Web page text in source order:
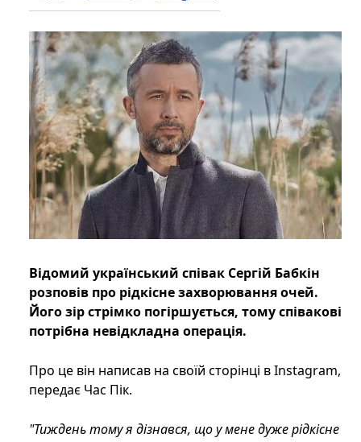
Відомий український співак Сергій Бабкін
розповів про рідкісне захворювання очей.
Його зір стрімко погіршується, тому співакові
потрібна невідкладна операція.
Про це він написав на своїй сторінці в Instagram,
передає Час Пік.
"Тиждень тому я дізнався, що у мене дуже рідкісне